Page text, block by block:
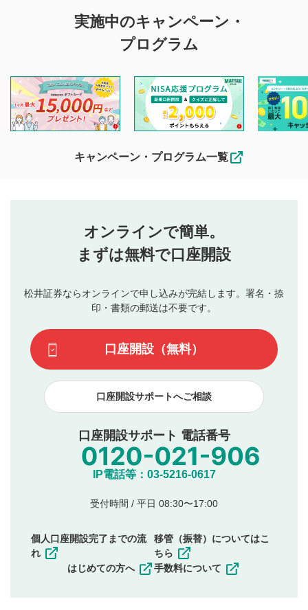
投稿するボタン
星で評価をすると投稿できます。（お名前とコメント
3
動画の評価
です）
投稿に関する注意
を目的として、各動画コンテンツに、評価およびコメントの
投稿ができます。利用者は以下の注意事項をご理解のうえ、
閲覧および投稿を行うものとしてください。
他の利用者が動画を視聴される際の参考になるコメントをお
待ちしております。
なお、投稿をもって、本注意事項に同意されたものとみなし
行ってください。
当社は、利用者同士、もしくは利用者と第三者間のトラ
ブルによって生じた損害に対して一切の責任を負いませ
評価およびコメントは当社にて審査のうえ、掲載となり
ます。掲載されるまでに日数がかかる場合や掲載されない
てはお答えできません。各動画コンテンツへの掲載をもっ
て結果のご連絡といたします。ご了承ください。
下記の項目に該当すると判断された投稿内容は、掲載を
見合わせる場合がございます。
本動画コンテンツとは無関係の内容の投稿
他者への誹謗中傷や差別的表現投稿
公序良俗に反する内容の投稿
氏名、住所、電話番号など個人を特定できる情報の
他のサイトへの誘導や営利目的、広告・宣伝を目
他者の権利（商標、著作権、その他の知的財産
その他当社が不適切と判断した投稿
一度投稿した評価およびコメントの変更・削除はできま
実施中のキャンペーン・
プログラム
キャンペーン・プログラム一覧
オンラインで簡単。
まずは無料で口座開設
松井証券ならオンラインで申し込みが完結します。署名・捺
印・書類の郵送は不要です。
口座開設（無料）
口座開設サポートへご相談
口座開設サポート 電話番号
IP電話等：03-5216-0617
受付時間 / 平日 08:30〜17:00
個人口座開設完了までの流
れ
はじめての方へ
移管（振替）についてはこ
ちら
手数料について